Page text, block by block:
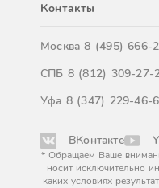
Контакты
Москва8 (495) 666-
СПБ 8 (812) 309-27-
Уфа 8 (347) 229-46-
ВКонтакте
* Обращаем Ваше
носит исключительно
каких условиях